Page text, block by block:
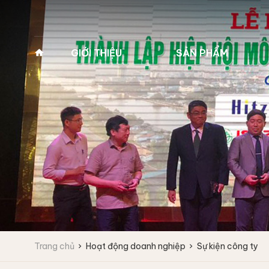
GIỚI THIỆU
Về Pan Trading
Lịch sử hình thành
Tầm nhìn - Sứ mệnh
Giá trị cốt lõi
Lĩnh vực kinh doanh
Vì sao chọn chúng tôi
SẢN PHẨM
MÁY GIẶT VẮT CÔNG
NGHIỆP
Máy giặt công nghiệp
Fagor
Máy giặt vắt tốc độ cao
Máy giặt vắt tốc độ trung bình
Máy giặt công nghiệp
IPSO
Máy giặt vắt tốc độ cao
MÁY GIẶT Y TẾ 2
(MÁY GIẶT BỆNH
Máy giặt y tế 2 cửa
Máy giặt y tế 2 cửa
Trang chủ Hoạt động doanh nghiệp Sự kiện công ty